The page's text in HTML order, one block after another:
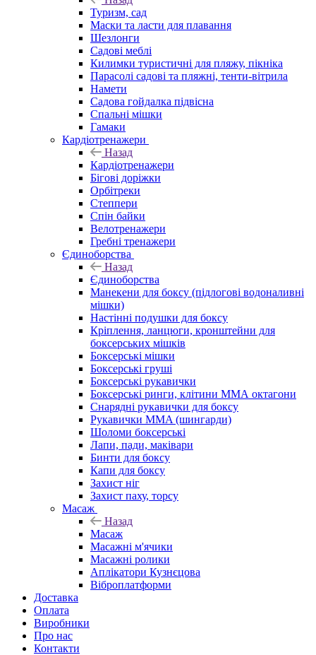
Туризм, сад
Маски та ласти для плавання
Шезлонги
Садові меблі
Килимки туристичні для пляжу, пікніка
Парасолі садові та пляжні, тенти-вітрила
Намети
Садова гойдалка підвісна
Спальні мішки
Гамаки
Кардіотренажери
Назад
Кардіотренажери
Бігові доріжки
Орбітреки
Степпери
Спін байки
Велотренажери
Гребні тренажери
Єдиноборства
Назад
Єдиноборства
Манекени для боксу (підлогові водоналивні
мішки)
Настінні подушки для боксу
Кріплення, ланцюги, кронштейни для
боксерських мішків
Боксерські мішки
Боксерські груші
Боксерські рукавички
Боксерські ринги, клітини ММА октагони
Снарядні рукавички для боксу
Рукавички MMA (шингарди)
Шоломи боксерські
Лапи, пади, маківари
Бинти для боксу
Капи для боксу
Захист ніг
Захист паху, торсу
Масаж
Назад
Масаж
Масажні м'ячики
Масажні ролики
Аплікатори Кузнєцова
Віброплатформи
Доставка
Оплата
Виробники
Про нас
Контакти